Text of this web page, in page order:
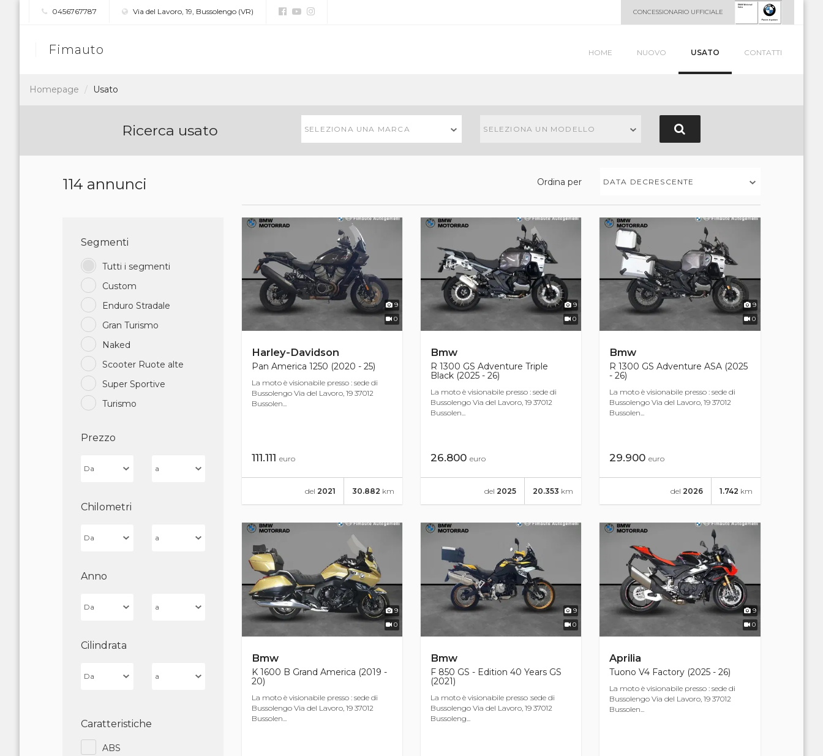
0456767787 Via del Lavoro, 19, Bussolengo (VR) CONCESSIONARIO UFFICIALE
Fimauto HOME NUOVO USATO CONTATTI
Homepage Usato
Ricerca usato SELEZIONA UNA MARCA SELEZIONA UN MODELLO
114 annunci Ordina per DATA DECRESCENTE
Segmenti
Tutti i segmenti
Custom
Enduro Stradale
Gran Turismo
Naked
Scooter Ruote alte
Super Sportive
Turismo
Prezzo
Chilometri
Anno
Cilindrata
Caratteristiche
ABS
9
0
Harley-Davidson
Pan America 1250 (2020 - 25)
La moto è visionabile presso : sede di
Bussolengo Via del Lavoro, 19 37012
Bussolen...
111.111 euro
30.882 km
del 2021
9
0
Bmw
R 1300 GS Adventure Triple
Black (2025 - 26)
La moto è visionabile presso : sede di
Bussolengo Via del Lavoro, 19 37012
Bussolen...
26.800 euro
20.353 km
del 2025
9
0
Bmw
R 1300 GS Adventure ASA (2025
- 26)
La moto è visionabile presso : sede di
Bussolengo Via del Lavoro, 19 37012
Bussolen...
29.900euro
1.742 km
del 2026
9
0
Bmw
K 1600 B Grand America (2019 -
20)
La moto è visionabile presso : sede di
Bussolengo Via del Lavoro, 19 37012
Bussolen...
9
0
Bmw
F 850 GS - Edition 40 Years GS
(2021)
La moto è visionabile presso :sede di
Bussolengo Via del Lavoro, 19 37012
Bussoleng...
9
0
Aprilia
Tuono V4 Factory (2025 - 26)
La moto è visionabile presso : sede di
Bussolengo Via del Lavoro, 19 37012
Bussolen...